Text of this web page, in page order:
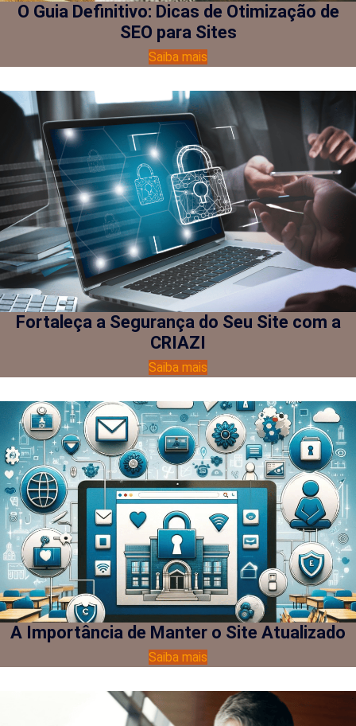
O Guia Definitivo: Dicas de Otimização de
SEO para Sites
Saiba mais
Fortaleça a Segurança do Seu Site com a
CRIAZI
Saiba mais
A Importância de Manter o Site Atualizado
Saiba mais